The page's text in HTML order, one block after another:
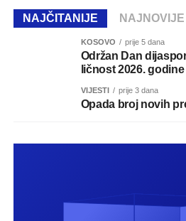
NAJČITANIJE NAJNOVIJE
KOSOVO prije 5 dana
Održan Dan
ličnost 2026. godine
VIJESTI prije 3 dana
Opada broj novih